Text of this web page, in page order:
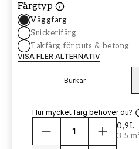
Färgtyp
Väggfärg
Snickerifärg
Takfärg för puts & betong
VISA FLER ALTERNATIV
Burkar
Hur mycket färg behöver du?
0,9L
3.5